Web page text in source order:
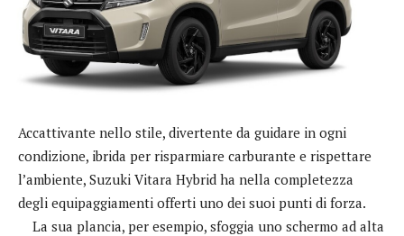
Accattivante nello stile, divertente da guidare in ogni
condizione, ibrida per risparmiare carburante e rispettare
l’ambiente, Suzuki Vitara Hybrid ha nella completezza
degli equipaggiamenti offerti uno dei suoi punti di forza.
La sua plancia, per esempio, sfoggia uno schermo ad alta